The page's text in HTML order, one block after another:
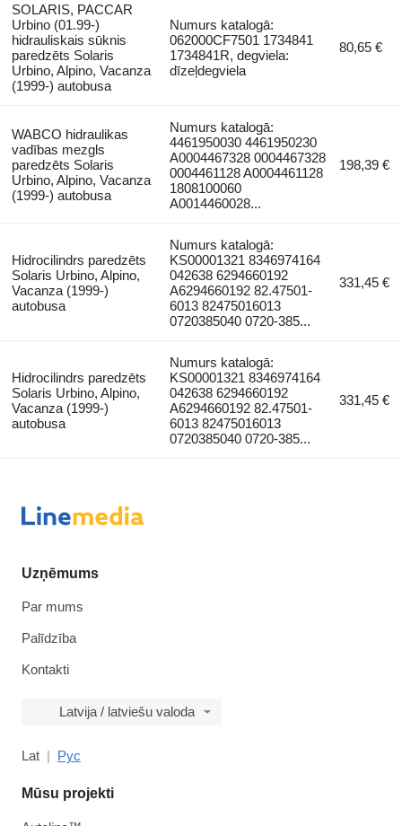
SOLARIS, PACCAR
Urbino (01.99-)
hidrauliskais sūknis
paredzēts Solaris
Urbino, Alpino, Vacanza
(1999-) autobusa
Numurs katalogā:
062000CF7501 1734841
1734841R, degviela:
dīzeļdegviela
80,65 €
WABCO hidraulikas
vadības mezgls
paredzēts Solaris
Urbino, Alpino, Vacanza
(1999-) autobusa
Numurs katalogā:
4461950030 4461950230
A0004467328 0004467328
0004461128 A0004461128
1808100060
A0014460028...
198,39 €
Hidrocilindrs paredzēts
Solaris Urbino, Alpino,
Vacanza (1999-)
autobusa
Numurs katalogā:
KS00001321 8346974164
042638 6294660192
A6294660192 82.47501-
6013 82475016013
0720385040 0720-385...
331,45 €
Hidrocilindrs paredzēts
Solaris Urbino, Alpino,
Vacanza (1999-)
autobusa
Numurs katalogā:
KS00001321 8346974164
042638 6294660192
A6294660192 82.47501-
6013 82475016013
0720385040 0720-385...
331,45 €
Uzņēmums
Par mums
Palīdzība
Kontakti
Latvija / latviešu valoda
Lat Рус
Mūsu projekti